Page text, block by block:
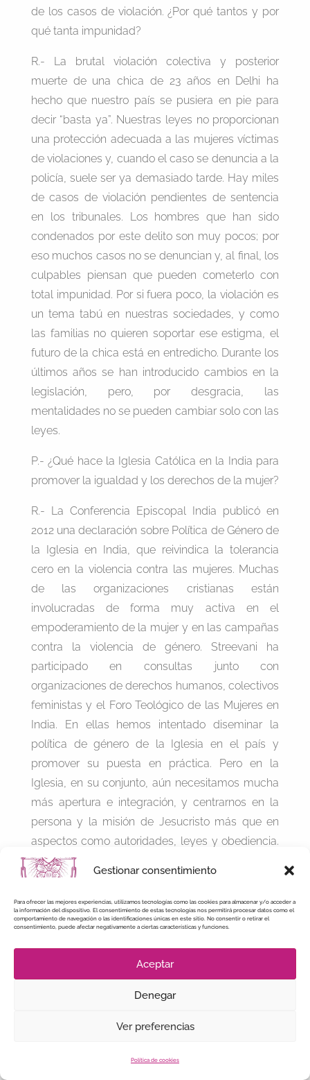
Gestionar consentimiento
Para ofrecer las mejores experiencias, utilizamos tecnologías como las cookies para almacenar y/o acceder a
la información del dispositivo. El consentimiento de estas tecnologías nos permitirá procesar datos como el
comportamiento de navegación o las identificaciones únicas en este sitio. No consentir o retirar el
consentimiento, puede afectar negativamente a ciertas características y funciones.
Aceptar
Denegar
Ver preferencias
Política de cookies
de los casos de violación. ¿Por qué tantos y por
qué tanta impunidad?
R.- La brutal violación colectiva y posterior
muerte de una chica de 23 años en Delhi ha
hecho que nuestro país se pusiera en pie para
decir “basta ya”. Nuestras leyes no proporcionan
una protección adecuada a las mujeres víctimas
de violaciones y, cuando el caso se denuncia a la
policía, suele ser ya demasiado tarde. Hay miles
de casos de violación pendientes de sentencia
en los tribunales. Los hombres que han sido
condenados por este delito son muy pocos; por
eso muchos casos no se denuncian y, al final, los
culpables piensan que pueden cometerlo con
total impunidad. Por si fuera poco, la violación es
un tema tabú en nuestras sociedades, y como
las familias no quieren soportar ese estigma, el
futuro de la chica está en entredicho. Durante los
últimos años se han introducido cambios en la
legislación, pero, por desgracia, las
mentalidades no se pueden cambiar solo con las
leyes.
P.- ¿Qué hace la Iglesia Católica en la India para
promover la igualdad y los derechos de la mujer?
R.- La Conferencia Episcopal India publicó en
2012 una declaración sobre Política de Género de
la Iglesia en India, que reivindica la tolerancia
cero en la violencia contra las mujeres. Muchas
de las organizaciones cristianas están
involucradas de forma muy activa en el
empoderamiento de la mujer y en las campañas
contra la violencia de género. Streevani ha
participado en consultas junto con
organizaciones de derechos humanos, colectivos
feministas y el Foro Teológico de las Mujeres en
India. En ellas hemos intentado diseminar la
política de género de la Iglesia en el país y
promover su puesta en práctica. Pero en la
Iglesia, en su conjunto, aún necesitamos mucha
más apertura e integración, y centrarnos en la
persona y la misión de Jesucristo más que en
aspectos como autoridades, leyes y obediencia.
Necesitamos tener una influencia femenina
fuerte en cada aspecto de la Iglesia, además de
mayor diálogo, libertad de pensamiento y
desarrollo de políticas que favorezcan a la mujer.
Publicado en el nº 2.868 de Vida Nueva.